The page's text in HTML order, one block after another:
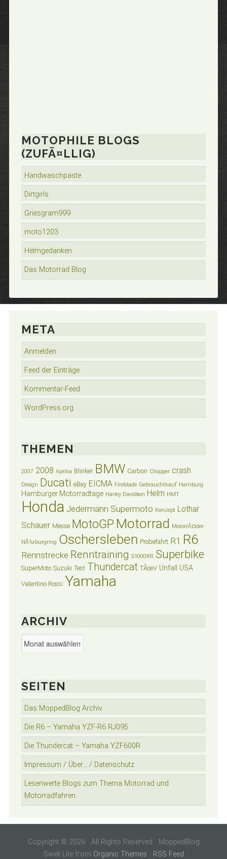
MOTOPHILE BLOGS
(ZUFÃ¤LLIG)
Handwaschpaste
Dirtgirls
Griesgram999
moto1203
Helmgedanken
Das Motorrad Blog
META
Anmelden
Feed der Einträge
Kommentar-Feed
WordPress.org
THEMEN
2007 2008 Aprilia Blinker BMW Carbon Chopper crash
Design Ducati eBay EICMA Fireblade Gebrauchtkauf Hamburg
Hamburger Motorradtage Harley Davidson Helm HMT
Honda Jedermann Supermoto Konzept Lothar
Schauer Messe MotoGP Motorrad MotorrÃ¤der
NÃ¼rburgring Oschersleben Probefahrt R1 R6
Rennstrecke Renntraining S1000RR Superbike
SuperMoto Suzuki Test Thundercat TÃœV Unfall USA
Valentino Rossi Yamaha
ARCHIV
Archiv
SEITEN
Das MoppedBlog Archiv
Die R6 – Yamaha YZF-R6 RJ095
Die Thundercat – Yamaha YZF600R
Impressum / Über… / Datenschutz
Lesenwerte Blogs zum Thema Motorrad und
Motorradfahren
Copyright © 2026 · All Rights Reserved · MoppedBlog
Swell Lite from Organic Themes · RSS Feed